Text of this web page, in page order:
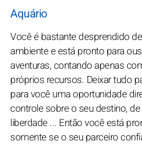
Aquário
Você é bastante desprendido
ambiente e está pronto para
aventuras, contando apenas
próprios recursos. Deixar tudo
para você uma oportunidade
controle sobre o seu destino,
liberdade ... Então você está
somente se o seu parceiro